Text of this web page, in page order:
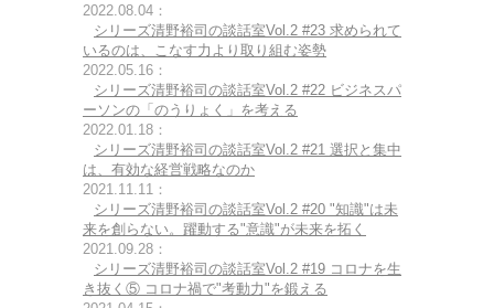
2022.08.04：
シリーズ清野裕司の談話室Vol.2 #23 求められて
いるのは、こなす力より取り組む姿勢
2022.05.16：
シリーズ清野裕司の談話室Vol.2 #22 ビジネスパ
ーソンの「のうりょく」を考える
2022.01.18：
シリーズ清野裕司の談話室Vol.2 #21 選択と集中
は、有効な経営戦略なのか
2021.11.11：
シリーズ清野裕司の談話室Vol.2 #20 "知識"は未
来を創らない。躍動する"意識"が未来を拓く
2021.09.28：
シリーズ清野裕司の談話室Vol.2 #19 コロナを生
き抜く⑤ コロナ禍で"考動力"を鍛える